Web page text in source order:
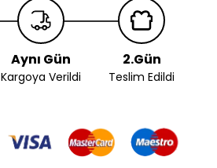
Aynı Gün
Kargoya Verildi
2.Gün
Teslim Edildi